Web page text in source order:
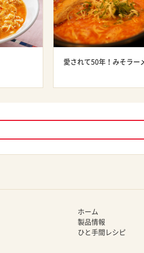
愛されて50年！みそラー
ホーム
製品情報
ひと手間レシピ